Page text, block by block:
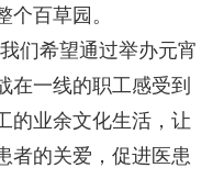
个百草园。
们希望通过举办元宵
在一线的职工感受到
的业余文化生活，让
者的关爱，促进医患